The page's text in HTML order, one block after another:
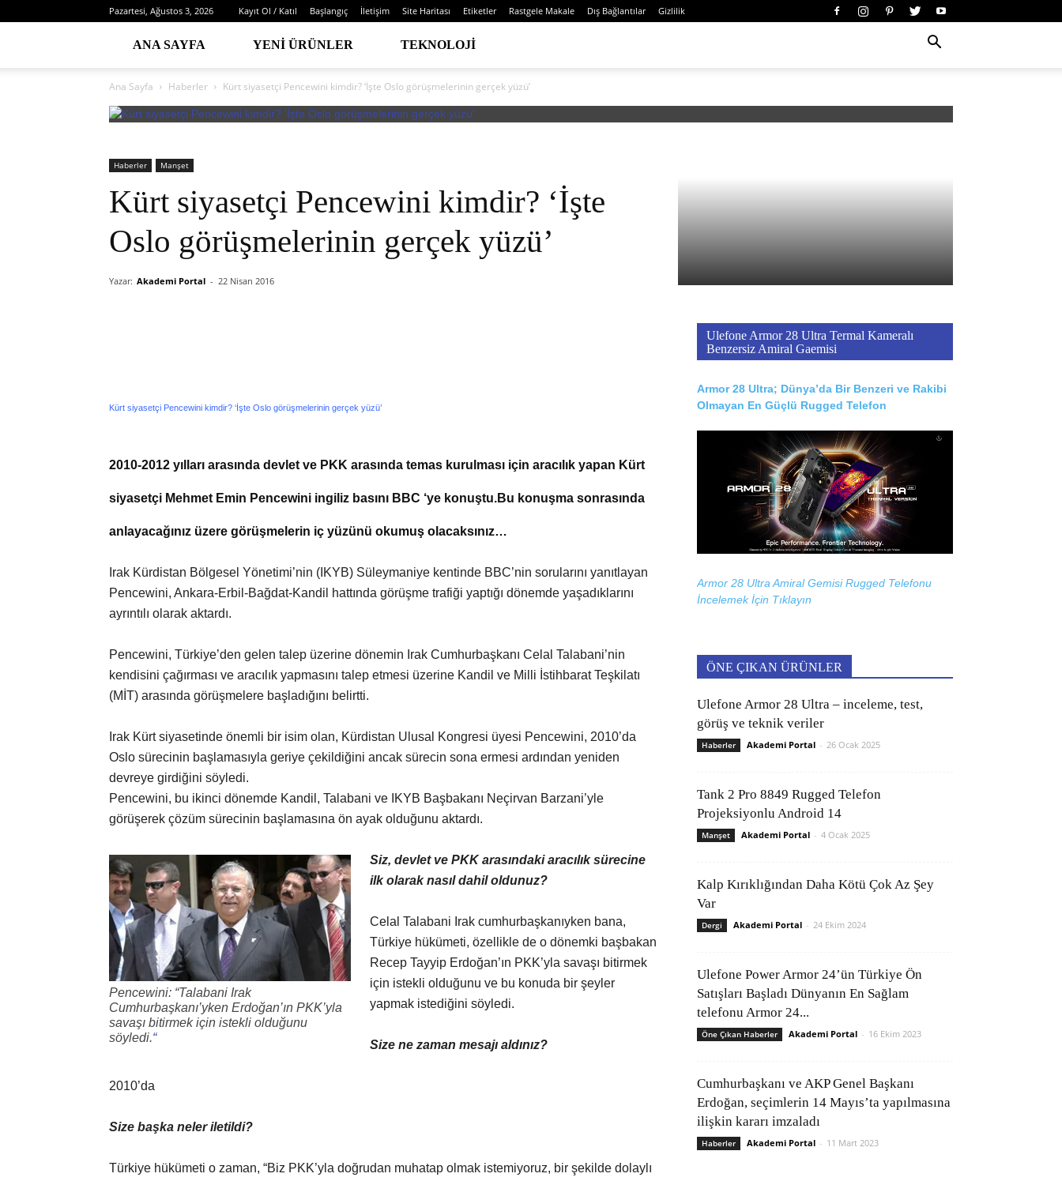
Pazartesi, Ağustos 3, 2026 Kayıt Ol / Katıl Başlangıç İletişim Site Haritası Etiketler Rastgele Makale Dış Bağlantılar Gizlilik
ANA SAYFA YENI ÜRÜNLER TEKNOLOJI
Ana Sayfa Haberler Kürt siyasetçi Pencewini kimdir? ‘İşte Oslo görüşmelerinin gerçek yüzü’
Haberler Manşet
Kürt siyasetçi Pencewini kimdir? ‘İşte
Oslo görüşmelerinin gerçek yüzü’
Yazar: Akademi Portal - 22 Nisan 2016
Kürt siyasetçi Pencewini kimdir? ‘İşte Oslo görüşmelerinin gerçek yüzü’
2010-2012 yılları arasında devlet ve PKK arasında temas kurulması için aracılık yapan Kürt
siyasetçi Mehmet Emin Pencewini ingiliz basını BBC ‘ye konuştu.Bu konuşma sonrasında
anlayacağınız üzere görüşmelerin iç yüzünü okumuş olacaksınız…
Irak Kürdistan Bölgesel Yönetimi’nin (IKYB) Süleymaniye kentinde BBC’nin sorularını yanıtlayan
Pencewini, Ankara-Erbil-Bağdat-Kandil hattında görüşme trafiği yaptığı dönemde yaşadıklarını
ayrıntılı olarak aktardı.
Pencewini, Türkiye’den gelen talep üzerine dönemin Irak Cumhurbaşkanı Celal Talabani’nin
kendisini çağırması ve aracılık yapmasını talep etmesi üzerine Kandil ve Milli İstihbarat Teşkilatı
(MİT) arasında görüşmelere başladığını belirtti.
Irak Kürt siyasetinde önemli bir isim olan, Kürdistan Ulusal Kongresi üyesi Pencewini, 2010’da
Oslo sürecinin başlamasıyla geriye çekildiğini ancak sürecin sona ermesi ardından yeniden
devreye girdiğini söyledi.
Pencewini, bu ikinci dönemde Kandil, Talabani ve IKYB Başbakanı Neçirvan Barzani’yle
görüşerek çözüm sürecinin başlamasına ön ayak olduğunu aktardı.
Pencewini: “Talabani Irak
Cumhurbaşkanı’yken Erdoğan’ın PKK’yla
savaşı bitirmek için istekli olduğunu
söyledi.“
Siz, devlet ve PKK arasındaki aracılık sürecine
ilk olarak nasıl dahil oldunuz?
Celal Talabani Irak cumhurbaşkanıyken bana,
Türkiye hükümeti, özellikle de o dönemki başbakan
Recep Tayyip Erdoğan’ın PKK’yla savaşı bitirmek
için istekli olduğunu ve bu konuda bir şeyler
yapmak istediğini söyledi.
Size ne zaman mesajı aldınız?
2010’da
Size başka neler iletildi?
Türkiye hükümeti o zaman, “Biz PKK’yla doğrudan muhatap olmak istemiyoruz, bir şekilde dolaylı
Ulefone Armor 28 Ultra Termal Kameralı
Benzersiz Amiral Gaemisi
Armor 28 Ultra; Dünya’da Bir Benzeri ve Rakibi
Olmayan En Güçlü Rugged Telefon
Armor 28 Ultra Amiral Gemisi Rugged Telefonu
İncelemek İçin Tıklayın
ÖNE ÇIKAN ÜRÜNLER
Ulefone Armor 28 Ultra – inceleme, test,
görüş ve teknik veriler
Haberler Akademi Portal - 26 Ocak 2025
Tank 2 Pro 8849 Rugged Telefon
Projeksiyonlu Android 14
Manşet Akademi Portal - 4 Ocak 2025
Kalp Kırıklığından Daha Kötü Çok Az Şey
Var
Dergi Akademi Portal - 24 Ekim 2024
Ulefone Power Armor 24’ün Türkiye Ön
Satışları Başladı Dünyanın En Sağlam
telefonu Armor 24...
Öne Çıkan Haberler Akademi Portal - 16 Ekim 2023
Cumhurbaşkanı ve AKP Genel Başkanı
Erdoğan, seçimlerin 14 Mayıs’ta yapılmasına
ilişkin kararı imzaladı
Haberler Akademi Portal - 11 Mart 2023